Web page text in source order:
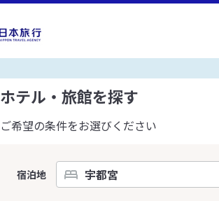
ホテル・旅館を探す
ご希望の条件をお選びください
宿泊地